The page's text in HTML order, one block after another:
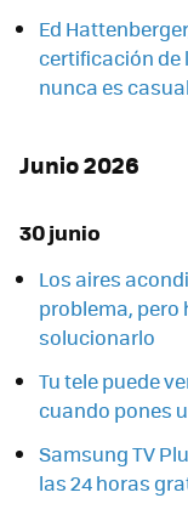
Ed
certificación de
nunca es
Junio 2026
30 junio
Los aires
problema, pero
solucionarlo
Tu tele puede
cuando pones
Samsung TV
las 24 horas